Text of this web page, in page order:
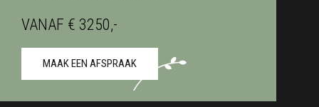
VANAF € 3250,-
MAAK EEN AFSPRAAK